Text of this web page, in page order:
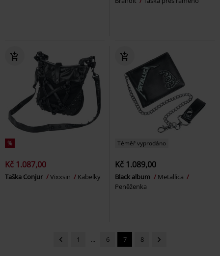
%
Kč 1.087,00
Taška Conjur Vixxsin Kabelky
Téměř vyprodáno
Kč 1.089,00
Black album
Metallica
Peněženka
1 ... 6 7 8